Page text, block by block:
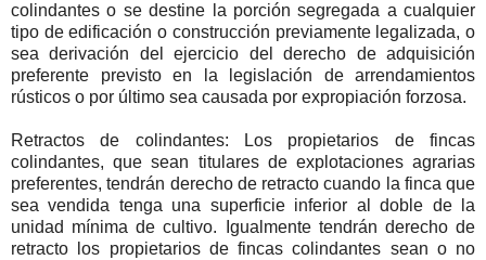
colindantes o se destine la porción segregada a cualquier
tipo de edificación o construcción previamente legalizada, o
sea derivación del ejercicio del derecho de adquisición
preferente previsto en la legislación de arrendamientos
rústicos o por último sea causada por expropiación forzosa.
Retractos de colindantes: Los propietarios de fincas
colindantes, que sean titulares de explotaciones agrarias
preferentes, tendrán derecho de retracto cuando la finca que
sea vendida tenga una superficie inferior al doble de la
unidad mínima de cultivo. Igualmente tendrán derecho de
retracto los propietarios de fincas colindantes sean o no